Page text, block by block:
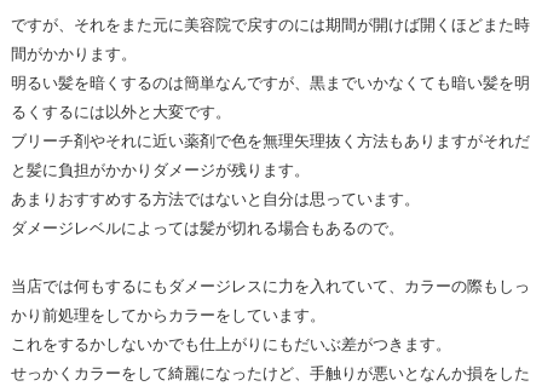
ですが、それをまた元に美容院で戻すのには期間が開けば開くほどまた時
間がかかります。
明るい髪を暗くするのは簡単なんですが、黒までいかなくても暗い髪を明
るくするには以外と大変です。
ブリーチ剤やそれに近い薬剤で色を無理矢理抜く方法もありますがそれだ
と髪に負担がかかりダメージが残ります。
あまりおすすめする方法ではないと自分は思っています。
ダメージレベルによっては髪が切れる場合もあるので。
当店では何もするにもダメージレスに力を入れていて、カラーの際もしっ
かり前処理をしてからカラーをしています。
これをするかしないかでも仕上がりにもだいぶ差がつきます。
せっかくカラーをして綺麗になったけど、手触りが悪いとなんか損をした